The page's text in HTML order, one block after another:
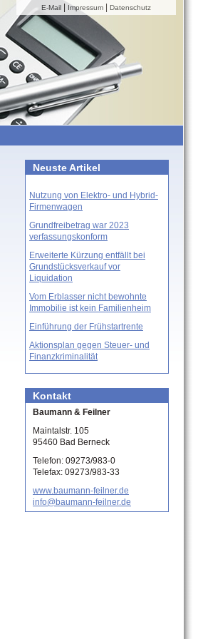
E-Mail Impressum Datenschutz
Neuste Artikel
Nutzung von Elektro- und Hybrid-
Firmenwagen
Grundfreibetrag war 2023
verfassungskonform
Erweiterte Kürzung entfällt bei
Grundstücksverkauf vor
Liquidation
Vom Erblasser nicht bewohnte
Immobilie ist kein Familienheim
Einführung der Frühstartrente
Aktionsplan gegen Steuer- und
Finanzkriminalität
Kontakt
Baumann & Feilner
Maintalstr. 105
95460 Bad Berneck
Telefon: 09273/983-0
Telefax: 09273/983-33
www.baumann-feilner.de
info@baumann-feilner.de